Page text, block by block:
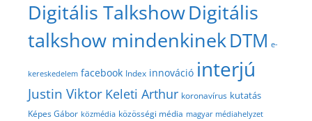
Digitális TalkshowDigitális
talkshow mindenkinekDTM e-
kereskedelem facebook Index innováció interjú
Justin Viktor Keleti Arthur koronavírus kutatás
Képes Gábor közmédia közösségi média magyar médiahelyzet